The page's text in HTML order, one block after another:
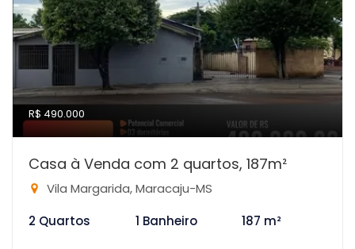
R$ 490.000
Casa à Venda com 2 quartos, 187m²
Vila Margarida, Maracaju-MS
2 Quartos
1 Banheiro 187 m²